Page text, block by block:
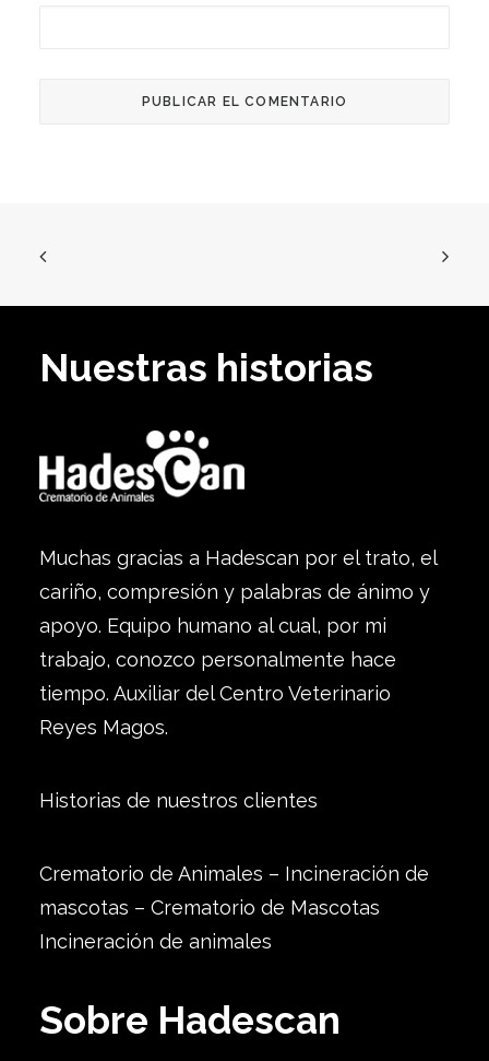
Nuestras historias
Muchas gracias a Hadescan por el trato, el
cariño, compresión y palabras de ánimo y
apoyo. Equipo humano al cual, por mi
trabajo, conozco personalmente hace
tiempo. Auxiliar del Centro Veterinario
Reyes Magos.
Historias de nuestros clientes
Crematorio de Animales – Incineración de
mascotas – Crematorio de Mascotas
Incineración de animales
Sobre Hadescan